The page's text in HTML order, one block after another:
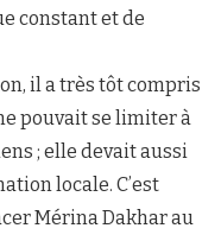
constant et de
il a très tôt compris
pouvait se limiter à
; elle devait aussi
locale. C’est
Mérina Dakhar au